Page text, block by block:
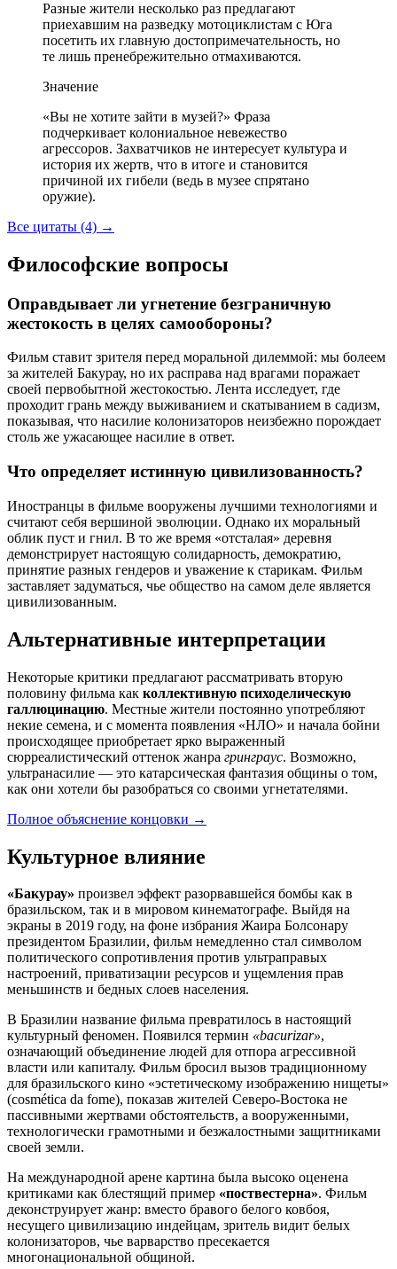
Разные жители несколько раз предлагают
приехавшим на разведку мотоциклистам с Юга
посетить их главную достопримечательность, но
те лишь пренебрежительно отмахиваются.
Значение
«Вы не хотите зайти в музей?» Фраза
подчеркивает колониальное невежество
агрессоров. Захватчиков не интересует культура и
история их жертв, что в итоге и становится
причиной их гибели (ведь в музее спрятано
оружие).
Все цитаты (4) →
Философские вопросы
Оправдывает ли угнетение безграничную
жестокость в целях самообороны?
Фильм ставит зрителя перед моральной дилеммой: мы болеем
за жителей Бакурау, но их расправа над врагами поражает
своей первобытной жестокостью. Лента исследует, где
проходит грань между выживанием и скатыванием в садизм,
показывая, что насилие колонизаторов неизбежно порождает
столь же ужасающее насилие в ответ.
Что определяет истинную цивилизованность?
Иностранцы в фильме вооружены лучшими технологиями и
считают себя вершиной эволюции. Однако их моральный
облик пуст и гнил. В то же время «отсталая» деревня
демонстрирует настоящую солидарность, демократию,
принятие разных гендеров и уважение к старикам. Фильм
заставляет задуматься, чье общество на самом деле является
цивилизованным.
Альтернативные интерпретации
Некоторые критики предлагают рассматривать вторую
половину фильма как коллективную психоделическую
галлюцинацию. Местные жители постоянно употребляют
некие семена, и с момента появления «НЛО» и начала бойни
происходящее приобретает ярко выраженный
сюрреалистический оттенок жанра гринграус. Возможно,
ультранасилие — это катарсическая фантазия общины о том,
как они хотели бы разобраться со своими угнетателями.
Полное объяснение концовки →
Культурное влияние
«Бакурау» произвел эффект разорвавшейся бомбы как в
бразильском, так и в мировом кинематографе. Выйдя на
экраны в 2019 году, на фоне избрания Жаира Болсонару
президентом Бразилии, фильм немедленно стал символом
политического сопротивления против ультраправых
настроений, приватизации ресурсов и ущемления прав
меньшинств и бедных слоев населения.
В Бразилии название фильма превратилось в настоящий
культурный феномен. Появился термин «bacurizar»,
означающий объединение людей для отпора агрессивной
власти или капиталу. Фильм бросил вызов традиционному
для бразильского кино «эстетическому изображению нищеты»
(cosmética da fome), показав жителей Северо-Востока не
пассивными жертвами обстоятельств, а вооруженными,
технологически грамотными и безжалостными защитниками
своей земли.
На международной арене картина была высоко оценена
критиками как блестящий пример «поствестерна». Фильм
деконструирует жанр: вместо бравого белого ковбоя,
несущего цивилизацию индейцам, зритель видит белых
колонизаторов, чье варварство пресекается
многонациональной общиной.